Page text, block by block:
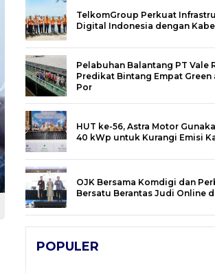
TelkomGroup Perkuat
Digital Indonesia dengan
Pelabuhan Balantang PT Vale
Predikat Bintang Empat Green
Por
HUT ke-56, Astra Motor
40 kWp untuk Kurangi Emisi
OJK Bersama Komdigi dan
Bersatu Berantas Judi Online
POPULER